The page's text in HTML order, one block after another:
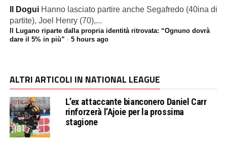
Il Dogui Hanno lasciato partire anche Segafredo (40ina di
partite), Joel Henry (70),...
Il Lugano riparte dalla propria identità ritrovata: “Ognuno dovrà
dare il 5% in più” · 5 hours ago
ALTRI ARTICOLI IN NATIONAL LEAGUE
L’ex attaccante bianconero Daniel Carr
rinforzerà l’Ajoie per la prossima
stagione